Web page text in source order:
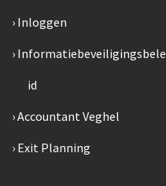
Inloggen
Informatiebeveiligingsbele
id
Accountant Veghel
Exit Planning